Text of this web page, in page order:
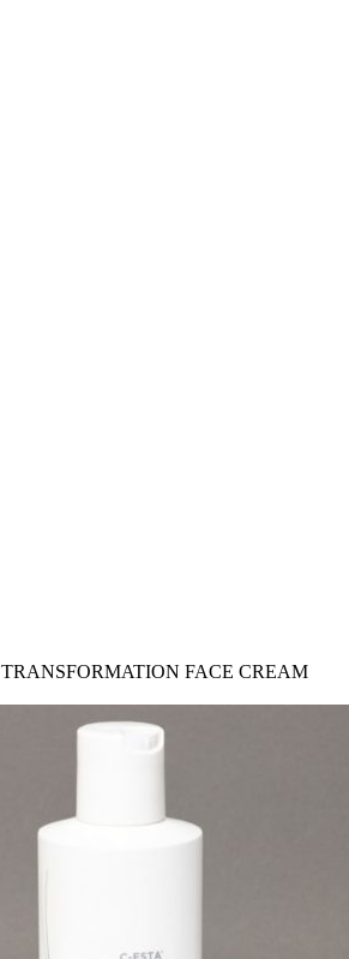
TRANSFORMATION FACE CREAM